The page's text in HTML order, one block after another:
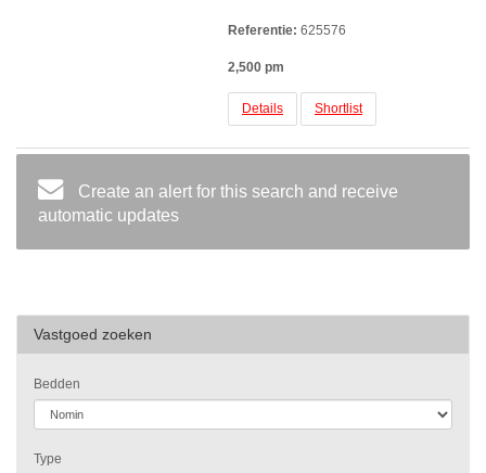
Referentie: 625576
2,500 pm
Details Shortlist
Create an alert for this search and receive
automatic updates
Vastgoed zoeken
Bedden
Type